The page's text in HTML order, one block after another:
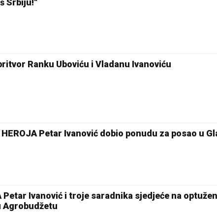
Srbiju!“
Ranku Uboviću i Vladanu Ivanoviću
HEROJA Petar Ivanović dobio ponudu za posao u
Petar Ivanović i troje saradnika sjedjeće na
Agrobudžetu